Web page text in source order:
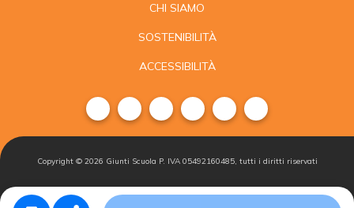
CHI SIAMO
SOSTENIBILITÀ
ACCESSIBILITÀ
Copyright © 2026 Giunti Scuola P. IVA 05492160485, tutti i diritti riservati
Condizioni di Gestisci i Iscriviti alla